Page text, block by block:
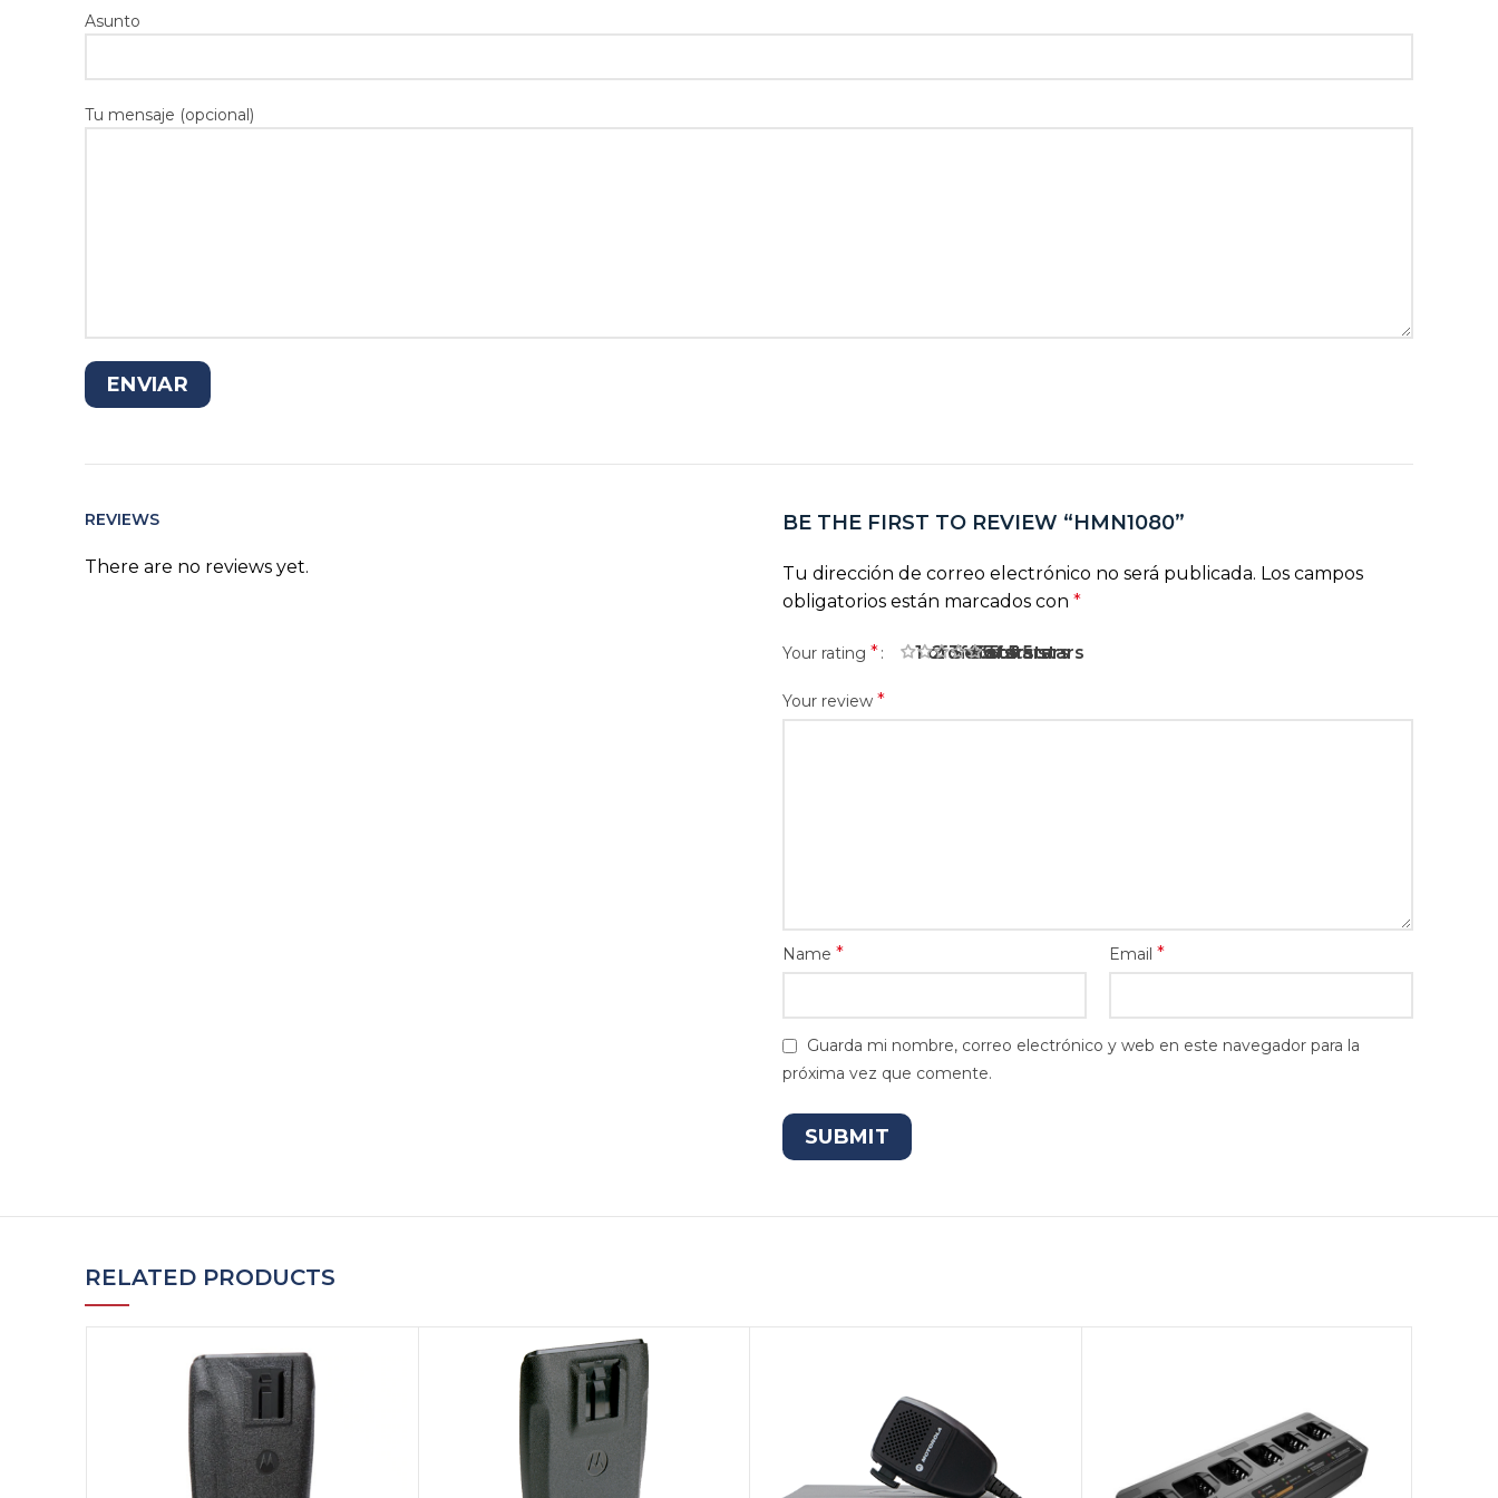
Asunto
Tu mensaje (opcional)
REVIEWS
There are no reviews yet.
BE THE FIRST TO REVIEW “HMN1080”
Tu dirección de correo electrónico no será publicada. Los campos
obligatorios están marcados con *
Your rating * 1 of 5 stars
2 of 5 stars
3 of 5 stars
4 of 5 stars
5 of 5 stars
Your review *
Name * Email *
Guarda mi nombre, correo electrónico y web en este navegador para la
próxima vez que comente.
RELATED PRODUCTS